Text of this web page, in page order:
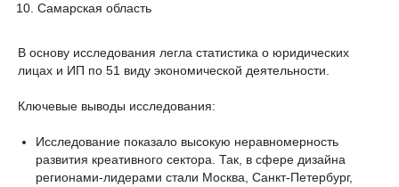
Самарская область
В основу исследования легла статистика о юридических
лицах и ИП по 51 виду экономической деятельности.
Ключевые выводы исследования:
Исследование показало высокую неравномерность
развития креативного сектора. Так, в сфере дизайна
регионами-лидерами стали Москва, Санкт-Петербург,